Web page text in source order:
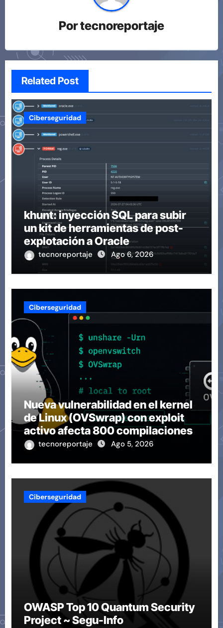
Portecnoreportaje
Related Post
Ciberseguridad
khunt: inyección SQL para subir
un kit de herramientas de post-
explotación a Oracle
tecnoreportaje Ago 6, 2026
Ciberseguridad
Nueva vulnerabilidad en el kernel
de Linux (OVSwrap) con exploit
activo afecta 800 compilaciones
tecnoreportaje Ago 5, 2026
Ciberseguridad
OWASP Top 10 Quantum Security
Project ~ Segu-Info